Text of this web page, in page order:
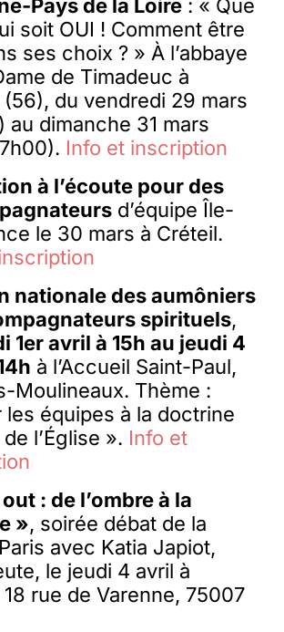
Pays de la Loire: « Que
soit OUI ! Comment être
ses choix ? » À l’abbaye
de Timadeuc à
(56), du vendredi 29 mars
au dimanche 31 mars
Info et inscription
à l’écoute pour des
d’équipe Île-
le 30 mars à Créteil.
nationale des aumôniers
spirituels,
1er avril à 15h au jeudi 4
à l’Accueil Saint-Paul,
Moulineaux. Thème :
les équipes à la doctrine
l’Église ». Info et
: de l’ombre à la
», soirée débat de la
avec Katia Japiot,
le jeudi 4 avril à
rue de Varenne, 75007